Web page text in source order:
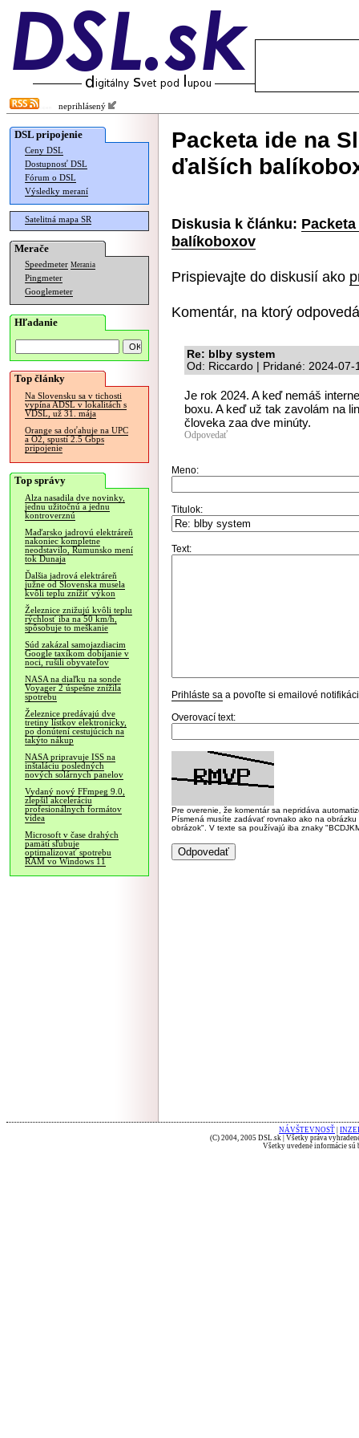
neprihlásený
DSL pripojenie
Ceny DSL
Dostupnosť DSL
Fórum o DSL
Výsledky meraní
Satelitná mapa SR
Merače
Speedmeter Merania
Pingmeter
Googlemeter
Hľadanie
Top články
Na Slovensku sa v tichosti
vypína ADSL v lokalitách s
VDSL, už 31. mája
Orange sa doťahuje na UPC
a O2, spustí 2.5 Gbps
pripojenie
Top správy
Alza nasadila dve novinky,
jednu užitočnú a jednu
kontroverznú
Maďarsko jadrovú elektráreň
nakoniec kompletne
neodstavilo, Rumunsko mení
tok Dunaja
Ďalšia jadrová elektráreň
južne od Slovenska musela
kvôli teplu znížiť výkon
Železnice znižujú kvôli teplu
rýchlosť iba na 50 km/h,
spôsobuje to meškanie
Súd zakázal samojazdiacim
Google taxíkom dobíjanie v
noci, rušili obyvateľov
NASA na diaľku na sonde
Voyager 2 úspešne znížila
spotrebu
Železnice predávajú dve
tretiny lístkov elektronicky,
po donútení cestujúcich na
takýto nákup
NASA pripravuje ISS na
inštaláciu posledných
nových solárnych panelov
Vydaný nový FFmpeg 9.0,
zlepšil akceleráciu
profesionálnych formátov
videa
Microsoft v čase drahých
pamätí sľubuje
optimalizovať spotrebu
RAM vo Windows 11
Packeta ide na
ďalších
Diskusia k článku:
balíkoboxov
Prispievajte do diskusií ako
Komentár, na ktorý
Re: blby system
Od: Riccardo | Pridané: 2024-07-
Je rok 2024. A keď nemáš
boxu. A keď už tak zavolám na
človeka zaa dve minúty.
Odpovedať
Meno:
Titulok:
Text:
Prihláste sa a povoľte si emailové
Overovací text:
Pre overenie, že komentár sa nepridáva
Písmená musíte zadávať rovnako ako na
obrázok". V texte sa používajú iba znaky
NÁVŠTEVNOSŤ
(C) 2004, 2005 DSL.sk | Všetky práva
Všetky uvedené informácie sú